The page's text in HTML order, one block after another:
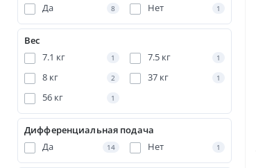
Да
8 Нет 1
Вес
7.1 кг
1 7.5 кг 1
8 кг 2 37 кг 1
56 кг 1
Дифференциальная подача
Да
14 Нет 1